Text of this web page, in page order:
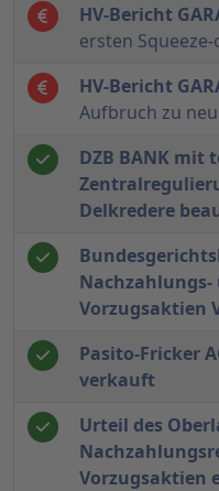
HV-Bericht
ersten
HV-Bericht
Aufbruch zu
DZB BANK mit
Delkredere
Vorzugsaktien
Pasito-Fricker
verkauft
Urteil des
Vorzugsaktien